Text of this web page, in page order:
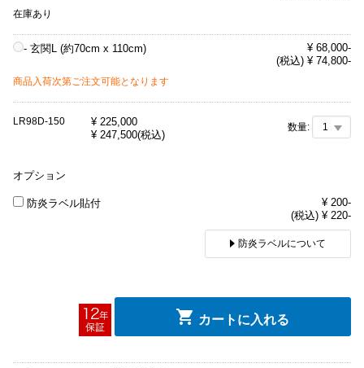
在庫あり
- 玄関L (約70cm x 110cm)
¥ 68,000-
(税込) ¥ 74,800-
商品入荷次第ご注文可能となります
LR98D-150 ¥ 225,000
¥ 247,500(税込)
数量:
オプション
防炎ラベル貼付
¥ 200-
(税込) ¥ 220-
防炎ラベルについて
カートに入れる